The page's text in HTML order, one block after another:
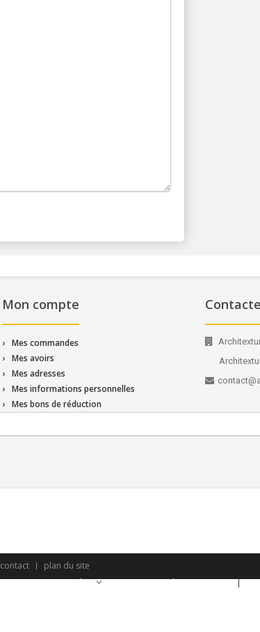
Mon compte
Mes commandes
Mes avoirs
Mes adresses
Mes informations personnelles
Mes bons de réduction
contact
plan du site
contact@architextur.eu
Français (French)